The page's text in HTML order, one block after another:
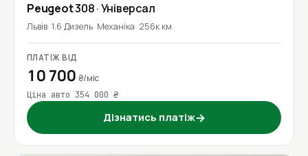
Peugeot308· Універсал
Львів 1.6 Дизель Механіка 256к км
ПЛАТІЖ ВІД
10 700 ₴/міс
Ціна авто 354 000 ₴
Дізнатись платіж→